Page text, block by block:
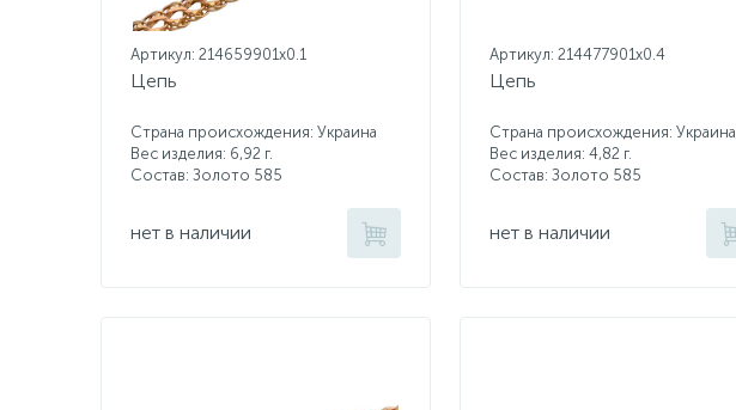
Артикул: 214659901x0.1
Цепь
Страна происхождения: Украина
Вес изделия: 6,92 г.
Состав: Золото 585
нет в наличии
Артикул: 214477901x0.4
Цепь
Страна происхождения: Украина
Вес изделия: 4,82 г.
Состав: Золото 585
нет в наличии